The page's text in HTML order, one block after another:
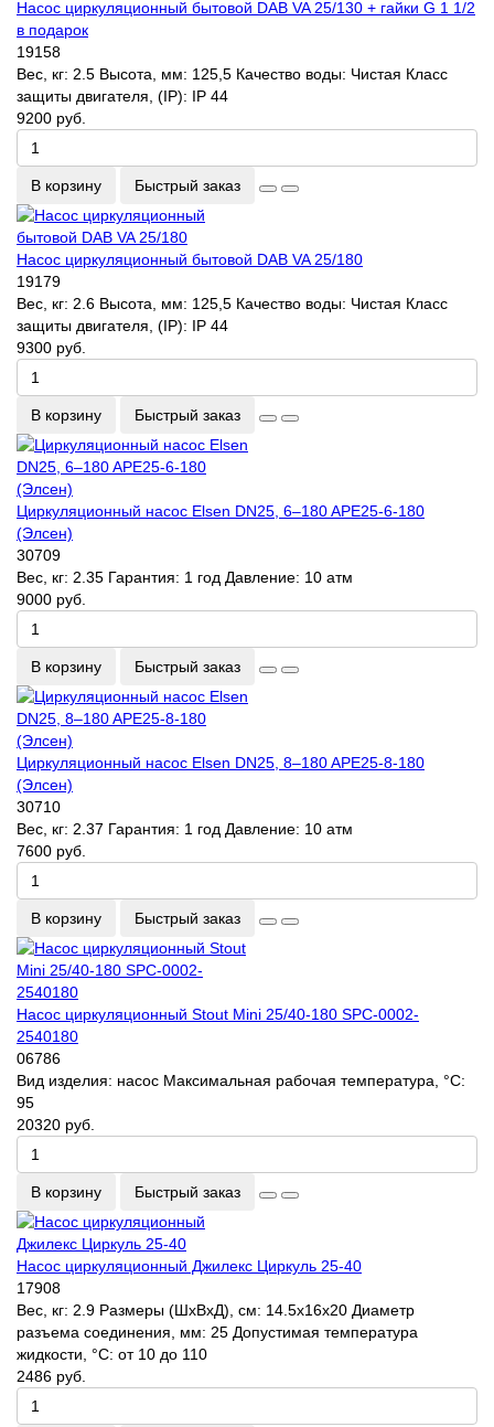
Насос циркуляционный бытовой DAB VA 25/130 + гайки G 1 1/2
в подарок
19158
Вес, кг: 2.5 Высота, мм: 125,5 Качество воды: Чистая Класс
защиты двигателя, (IP): IP 44
9200 руб.
В корзину Быстрый заказ
Насос циркуляционный бытовой DAB VA 25/180
19179
Вес, кг: 2.6 Высота, мм: 125,5 Качество воды: Чистая Класс
защиты двигателя, (IP): IP 44
9300 руб.
В корзину Быстрый заказ
Циркуляционный насос Elsen DN25, 6–180 APE25-6-180
(Элсен)
30709
Вес, кг: 2.35 Гарантия: 1 год Давление: 10 атм
9000 руб.
В корзину Быстрый заказ
Циркуляционный насос Elsen DN25, 8–180 APE25-8-180
(Элсен)
30710
Вес, кг: 2.37 Гарантия: 1 год Давление: 10 атм
7600 руб.
В корзину Быстрый заказ
Насос циркуляционный Stout Mini 25/40-180 SPC-0002-
2540180
06786
Вид изделия: насос Максимальная рабочая температура, °С:
95
20320 руб.
В корзину Быстрый заказ
Насос циркуляционный Джилекс Циркуль 25-40
17908
Вес, кг: 2.9 Размеры (ШхВхД), см: 14.5x16x20 Диаметр
разъема соединения, мм: 25 Допустимая температура
жидкости, °C: от 10 до 110
2486 руб.